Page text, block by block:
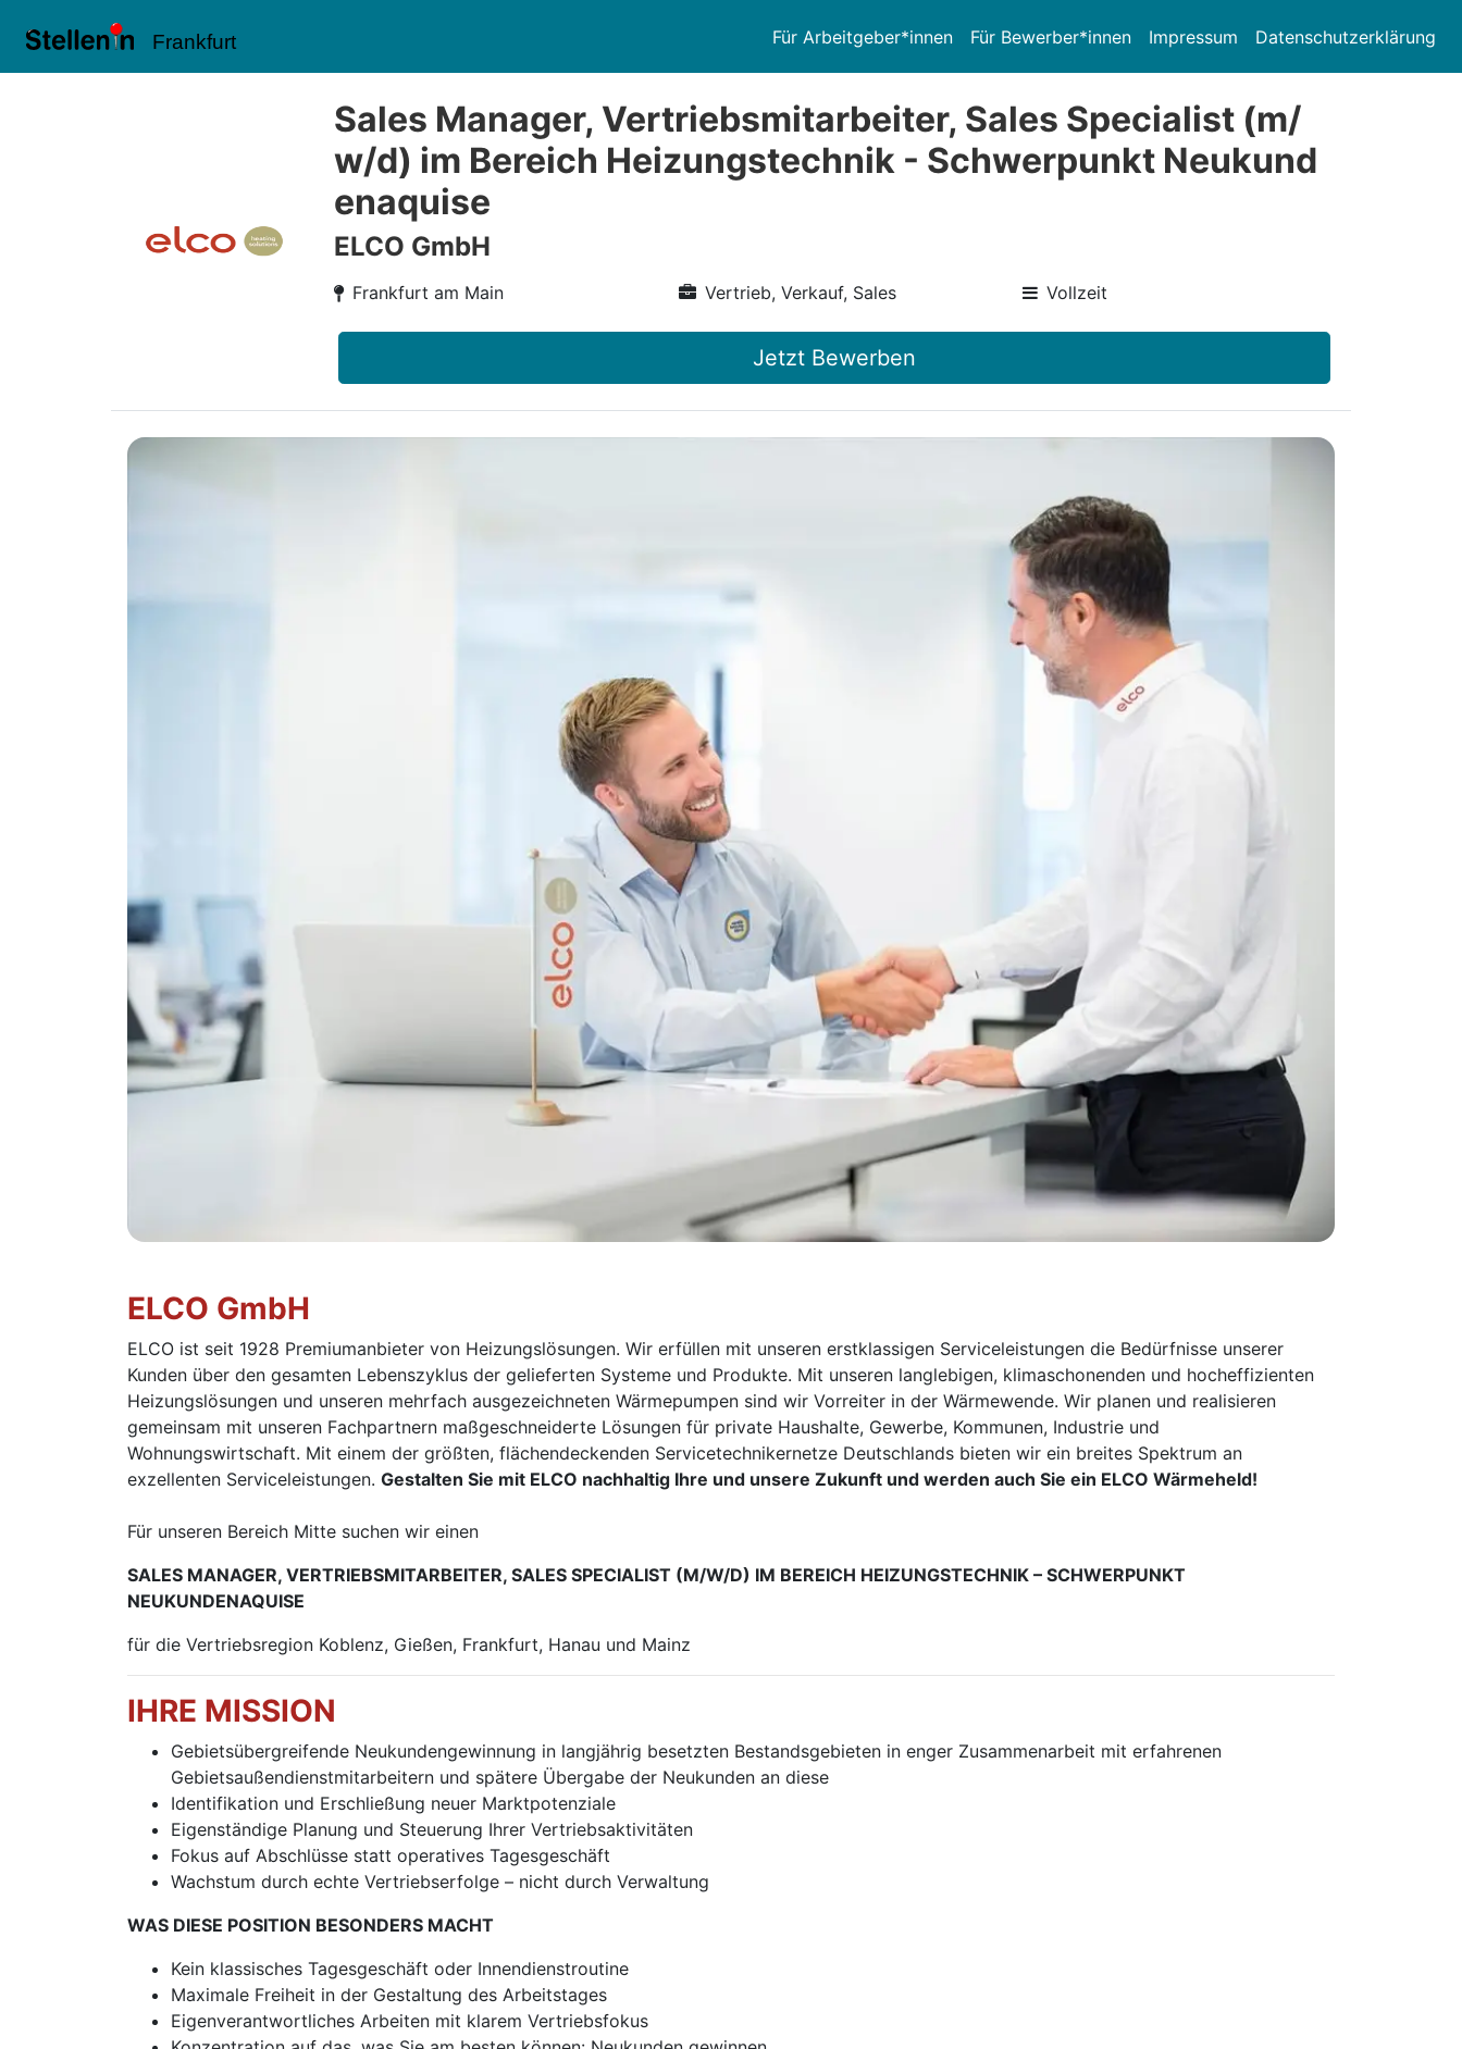
Frankfurt Für Arbeitgeber*innen Für Bewerber*innen Impressum Datenschutzerklärung
Sales Manager, Vertriebsmitarbeiter, Sales Specialist (m/
w/d) im Bereich Heizungstechnik - Schwerpunkt Neukund
enaquise
ELCO GmbH
Frankfurt am Main Vertrieb, Verkauf, Sales Vollzeit
Jetzt Bewerben
ELCO GmbH
ELCO ist seit 1928 Premiumanbieter von Heizungslösungen. Wir erfüllen mit unseren erstklassigen Serviceleistungen die Bedürfnisse unserer
Kunden über den gesamten Lebenszyklus der gelieferten Systeme und Produkte. Mit unseren langlebigen, klimaschonenden und hocheffizienten
Heizungslösungen und unseren mehrfach ausgezeichneten Wärmepumpen sind wir Vorreiter in der Wärmewende. Wir planen und realisieren
gemeinsam mit unseren Fachpartnern maßgeschneiderte Lösungen für private Haushalte, Gewerbe, Kommunen, Industrie und
Wohnungswirtschaft. Mit einem der größten, flächendeckenden Servicetechnikernetze Deutschlands bieten wir ein breites Spektrum an
exzellenten Serviceleistungen. Gestalten Sie mit ELCO nachhaltig Ihre und unsere Zukunft und werden auch Sie ein ELCO Wärmeheld!
Für unseren Bereich Mitte suchen wir einen
SALES MANAGER, VERTRIEBSMITARBEITER, SALES SPECIALIST (M/W/D) IM BEREICH HEIZUNGSTECHNIK – SCHWERPUNKT
NEUKUNDENAQUISE
für die Vertriebsregion Koblenz, Gießen, Frankfurt, Hanau und Mainz
IHRE MISSION
Gebietsübergreifende Neukundengewinnung in langjährig besetzten Bestandsgebieten in enger Zusammenarbeit mit erfahrenen
Gebietsaußendienstmitarbeitern und spätere Übergabe der Neukunden an diese
Identifikation und Erschließung neuer Marktpotenziale
Eigenständige Planung und Steuerung Ihrer Vertriebsaktivitäten
Fokus auf Abschlüsse statt operatives Tagesgeschäft
Wachstum durch echte Vertriebserfolge – nicht durch Verwaltung
WAS DIESE POSITION BESONDERS MACHT
Kein klassisches Tagesgeschäft oder Innendienstroutine
Maximale Freiheit in der Gestaltung des Arbeitstages
Eigenverantwortliches Arbeiten mit klarem Vertriebsfokus